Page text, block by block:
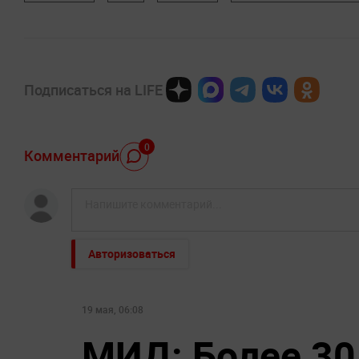
Подписаться на LIFE
Комментарий 0
Авторизоваться
19 мая, 06:08